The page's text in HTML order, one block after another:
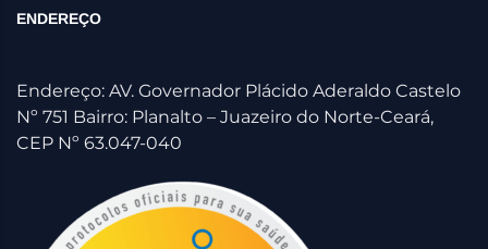
ENDEREÇO
Endereço: AV. Governador Plácido Aderaldo Castelo
Nº 751 Bairro: Planalto – Juazeiro do Norte-Ceará,
CEP Nº 63.047-040